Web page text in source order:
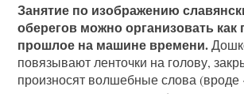
Занятие по изображению
оберегов можно организовать как
прошлое на машине времени.
повязывают ленточки на голову,
произносят волшебные слова (вроде